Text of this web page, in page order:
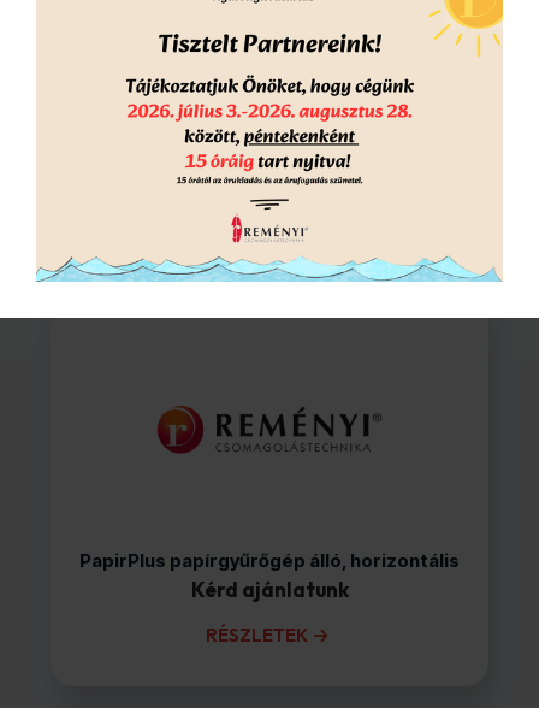
TopSpec pneumatikus dobozzáró tűzőgép
Kérd ajánlatunk
RÉSZLETEK
PapirPlus papírgyűrőgép álló, horizontális
Kérd ajánlatunk
RÉSZLETEK